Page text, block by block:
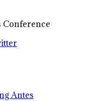
Conference
Antes